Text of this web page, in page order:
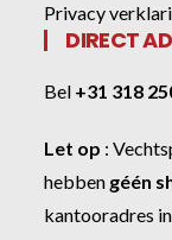
Privacy
DIRECT
Bel +31 318
Let op :
hebben géén
kantooradres